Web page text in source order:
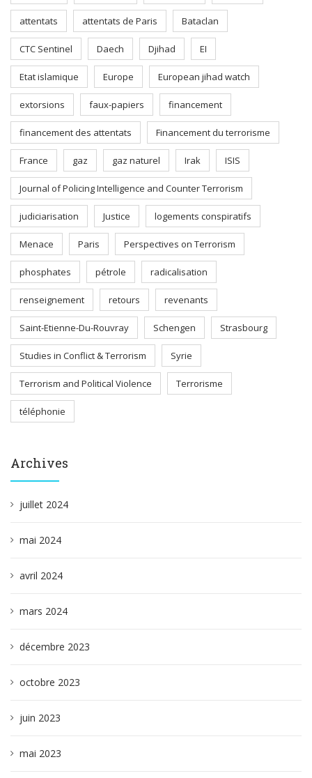
attentats attentats de Paris Bataclan
CTC Sentinel Daech Djihad EI
Etat islamique Europe European jihad watch
extorsions faux-papiers financement
financement des attentats Financement du terrorisme
France gaz gaz naturel Irak ISIS
Journal of Policing Intelligence and Counter Terrorism
judiciarisation Justice logements conspiratifs
Menace Paris Perspectives on Terrorism
phosphates pétrole radicalisation
renseignement retours revenants
Saint-Etienne-Du-Rouvray Schengen Strasbourg
Studies in Conflict & Terrorism Syrie
Terrorism and Political Violence Terrorisme
téléphonie
Archives
juillet 2024
mai 2024
avril 2024
mars 2024
décembre 2023
octobre 2023
juin 2023
mai 2023